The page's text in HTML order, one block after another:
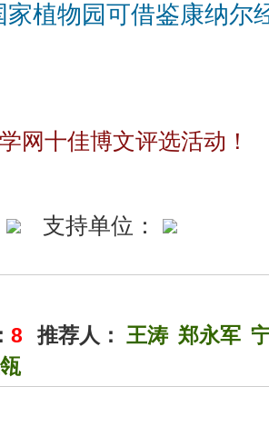
家植物园可借鉴康纳尔
网十佳博文评选活动！
支持单位：
8 推荐人： 王涛 郑永军